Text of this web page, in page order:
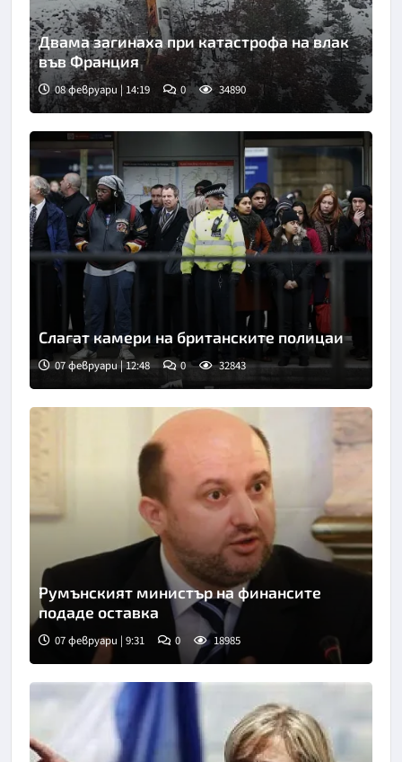
Двама загинаха при катастрофа на влак
във Франция
08 февруари | 14:19 0 34890
Слагат камери на британските полицаи
07 февруари | 12:48 0 32843
Румънският министър на финансите
подаде оставка
07 февруари | 9:31 0 18985